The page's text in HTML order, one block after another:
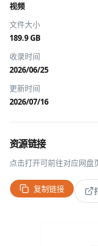
视频
文件大小
189.9 GB
收录时间
2026/06/25
更新时间
2026/07/16
资源链接
点击打开可前往对应网盘
复制链接